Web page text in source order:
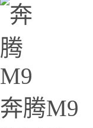
奔腾M9